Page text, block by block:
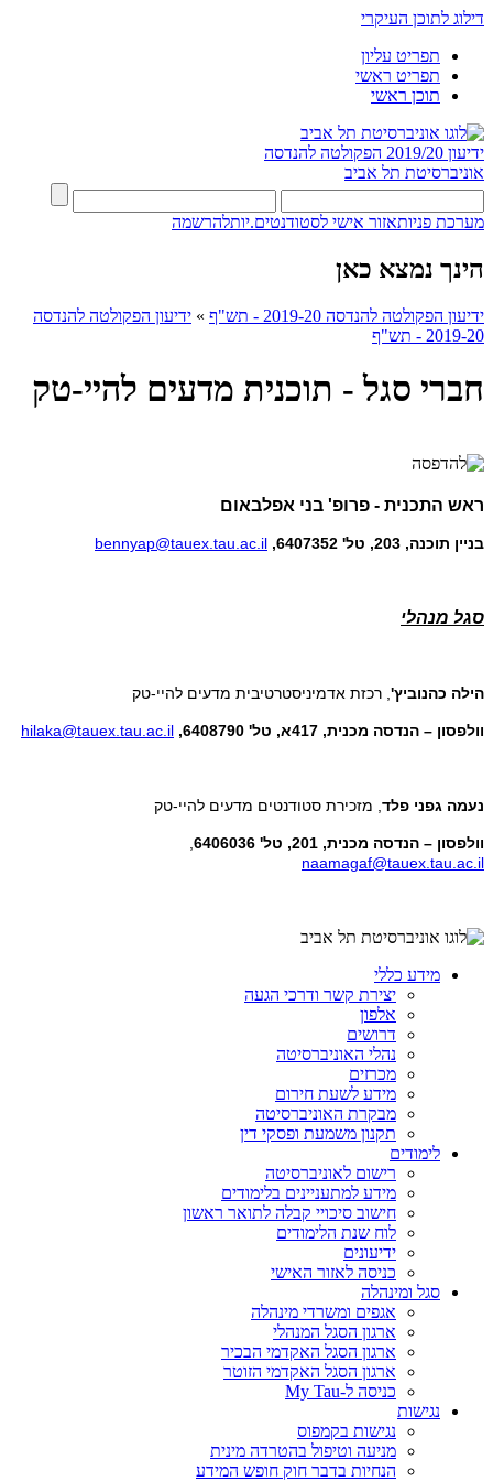
דילוג לתוכן העיקרי
תפריט עליון
תפריט ראשי
תוכן ראשי
ידיעון 2019/20
הפקולטה להנדסה
אוניברסיטת תל אביב
מערכת פניותאזור אישי לסטודנטים.יותלהרשמה
הינך נמצא כאן
ידיעון הפקולטה להנדסה 2019-20 - תש"ף » ידיעון הפקולטה להנדסה
2019-20 - תש"ף
חברי סגל - תוכנית מדעים להיי-טק
ראש התכנית - פרופ' בני אפלבאום
בניין תוכנה, 203, טל' 6407352,
bennyap@tauex.tau.ac.il
סגל מנהלי
הילה כהנוביץ' , רכזת אדמיניסטרטיבית מדעים להיי-טק
וולפסון – הנדסה מכנית, 417א, טל' 6408790, hilaka@tauex.tau.ac.il
נעמה גפני פלד , מזכירת סטודנטים מדעים להיי-טק
וולפסון – הנדסה מכנית, 201, טל' 6406036
naamagaf@tauex.tau.ac.il
מידע כללי
יצירת קשר ודרכי הגעה
אלפון
דרושים
נהלי האוניברסיטה
מכרזים
מידע לשעת חירום
מבקרת האוניברסיטה
תקנון משמעת ופסקי דין
לימודים
רישום לאוניברסיטה
מידע למתעניינים בלימודים
חישוב סיכויי קבלה לתואר ראשון
לוח שנת הלימודים
ידיעונים
כניסה לאזור האישי
סגל ומינהלה
אגפים ומשרדי מינהלה
ארגון הסגל המנהלי
ארגון הסגל האקדמי הבכיר
ארגון הסגל האקדמי הזוטר
כניסה ל-My Tau
נגישות
נגישות בקמפוס
מניעה וטיפול בהטרדה מינית
הנחיות בדבר חוק חופש המידע